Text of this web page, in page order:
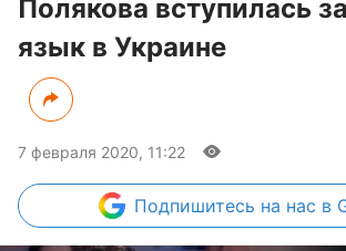
Полякова вступилась
язык в Украине
7 февраля 2020, 11:22
Подпишитесь на нас в